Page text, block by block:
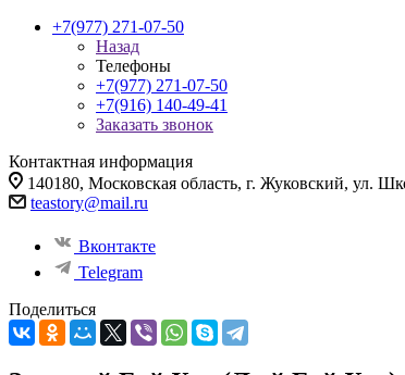
+7(977) 271-07-50
Назад
Телефоны
+7(977) 271-07-50
+7(916) 140-49-41
Заказать звонок
Контактная информация
140180, Московская область, г. Жуковский, ул.
teastory@mail.ru
Вконтакте
Telegram
Поделиться